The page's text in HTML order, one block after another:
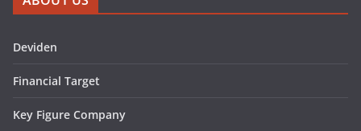
Deviden
Financial Target
Key Figure Company